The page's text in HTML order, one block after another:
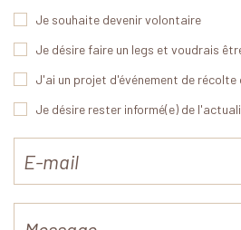
Je souhaite devenir volontaire
Je désire faire un legs et voudrais
J'ai un projet d'événement de récolte
Je désire rester informé(e) de